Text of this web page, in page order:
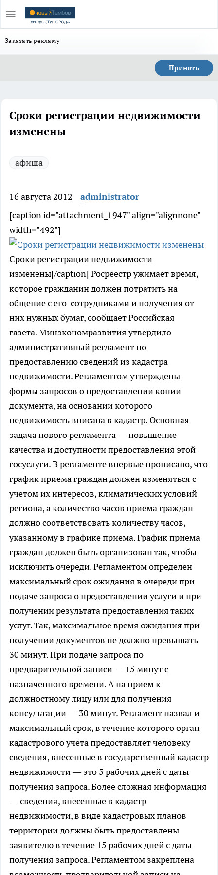
Заказать рекламу
Принять
Сроки регистрации недвижимости
изменены
афиша
16 августа 2012
administrator
[caption id="attachment_1947" align="alignnone"
width="492"]
Сроки регистрации недвижимости
изменены[/caption] Росреестр ужимает время,
которое гражданин должен потратить на
общение с его сотрудниками и получения от
них нужных бумаг, сообщает Российская
газета. Минэкономразвития утвердило
административный регламент по
предоставлению сведений из кадастра
недвижимости. Регламентом утверждены
формы запросов о предоставлении копии
документа, на основании которого
недвижимость вписана в кадастр. Основная
задача нового регламента — повышение
качества и доступности предоставления этой
госуслуги. В регламенте впервые прописано, что
график приема граждан должен изменяться с
учетом их интересов, климатических условий
региона, а количество часов приема граждан
должно соответствовать количеству часов,
указанному в графике приема. График приема
граждан должен быть организован так, чтобы
исключить очереди. Регламентом определен
максимальный срок ожидания в очереди при
подаче запроса о предоставлении услуги и при
получении результата предоставления таких
услуг. Так, максимальное время ожидания при
получении документов не должно превышать
30 минут. При подаче запроса по
предварительной записи — 15 минут с
назначенного времени. А на прием к
должностному лицу или для получения
консультации — 30 минут. Регламент назвал и
максимальный срок, в течение которого орган
кадастрового учета предоставляет человеку
сведения, внесенные в государственный кадастр
недвижимости — это 5 рабочих дней с даты
получения запроса. Более сложная информация
— сведения, внесенные в кадастр
недвижимости, в виде кадастровых планов
территории должны быть предоставлены
заявителю в течение 15 рабочих дней с даты
получения запроса. Регламентом закреплена